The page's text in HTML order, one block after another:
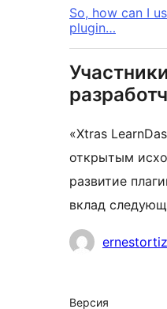
So, how can I
plugin…
«Xtras
открытым
развитие
вклад
Участникиernestortiz
Мета
Версия